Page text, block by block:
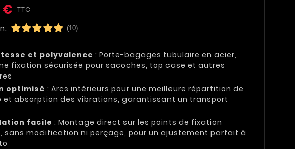
€ TTC
(10)
et polyvalence : Porte-bagages tubulaire en acier,
fixation sécurisée pour sacoches, top case et autres
optimisé : Arcs intérieurs pour une meilleure répartition de
et absorption des vibrations, garantissant un transport
facile : Montage direct sur les points de fixation
sans modification ni perçage, pour un ajustement parfait à